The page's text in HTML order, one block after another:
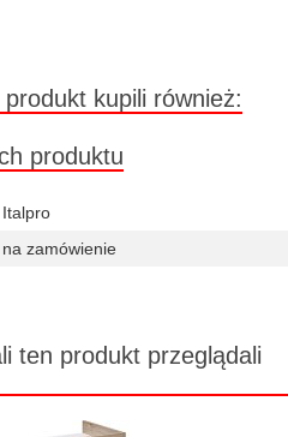
kupili również:
produktu
Italpro
na zamówienie
ten produkt przeglądali